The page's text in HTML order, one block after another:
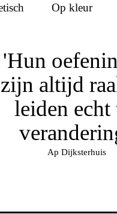
Op kleur
'Hun
zijn altijd
leiden echt
Ap Dijksterhuis